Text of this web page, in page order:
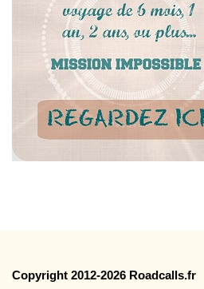
Copyright 2012-2026 Roadcalls.fr